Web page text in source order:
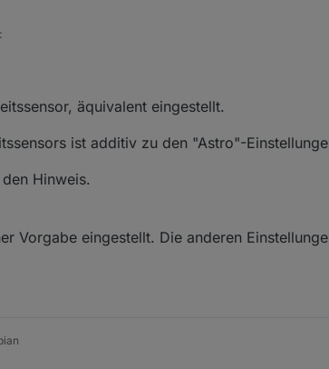
(keine Automatik)!!!!!:
ist und der Werte des Sensor passen, funktioniert
PM
äquivalent eingestellt.
ist additiv zu den "Astro"-
Hinweis.
Vorgabe eingestellt. Die anderen